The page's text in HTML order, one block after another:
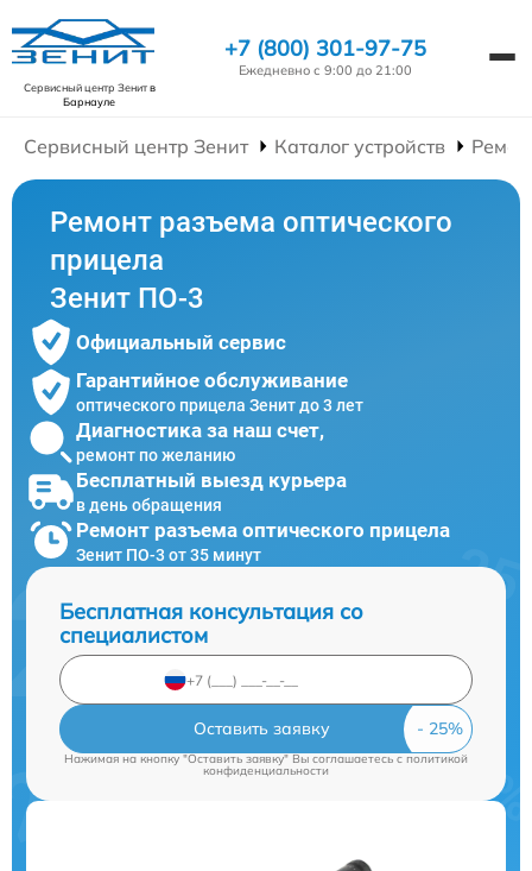
Сервисный центр Зенитв
Барнауле
+7 (800) 301-97-75
Ежедневно с 9:00 до 21:00
Сервисный центр Зенит Каталог устройств
Ремонт разъема оптического
прицела
Зенит ПО-3
Официальный сервис
Гарантийное обслуживание
оптического прицела Зенит до 3 лет
Диагностика за наш счет,
ремонт по желанию
Бесплатный выезд курьера
в день обращения
Ремонт разъема оптического прицела
Зенит ПО-3 от 35 минут
Бесплатная консультация со
специалистом
Оставить заявку
Нажимая на кнопку "Оставить заявку" Вы соглашаетесь cполитикой
конфиденциальности